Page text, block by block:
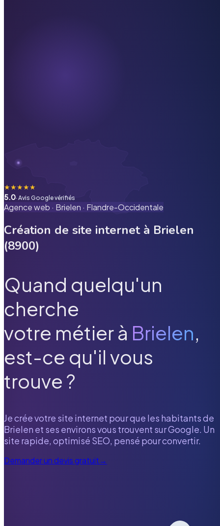
★★★★★
5.0· Avis Google vérifiés
Agence web · Brielen · Flandre-Occidentale
Création de site internet à Brielen
(8900)
Quand quelqu'un
cherche
votre métier à Brielen,
est-ce qu'il vous
trouve ?
Je crée votre site internet pour que les habitants de
Brielen et ses environs vous trouvent sur Google. Un
site rapide, optimisé SEO, pensé pour convertir.
Demander un devis gratuit→